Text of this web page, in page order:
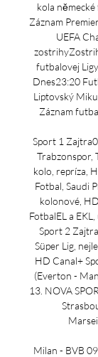
kola
Záznam
UEFA
futbalovej
Dnes23:20
Liptovský
Záznam
Sport 1
Trabzonspor,
kolo, repríza,
Fotbal, Saudi
kolonové,
FotbalEL a
Sport 2
Süper Lig,
HD Canal+
(Everton -
13. NOVA
Milan - BVB